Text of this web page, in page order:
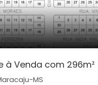
à Venda com 296m²
MS